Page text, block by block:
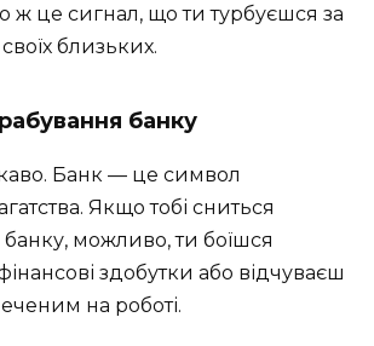
ж це сигнал, що ти турбуєшся за
близьких.
банку
Банк — це символ
Якщо тобі сниться
можливо, ти боїшся
здобутки або відчуваєш
на роботі.